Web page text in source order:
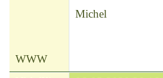
Michel
WWW